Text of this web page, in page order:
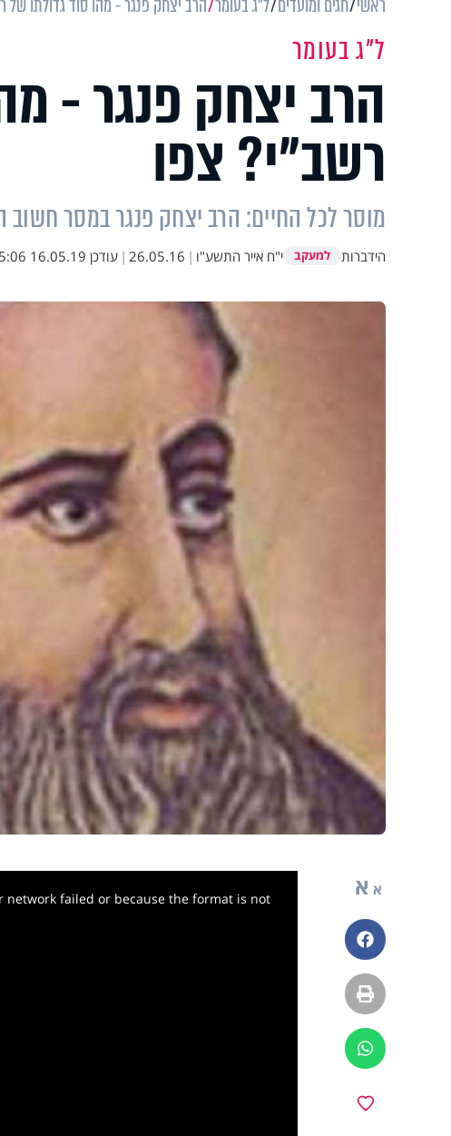
ראשי חגים ומועדים ל"ג בעומר הרב יצחק פנגר - מהו סוד גדולתו של
ל"ג בעומר
הרב יצחק פנגר -
רשב"י? צפו
מוסר לכל החיים: הרב יצחק פנגר במסר חשוב
הידברות למעקב י"ח אייר התשע"ו |
26.05.16
| עודכן 16.05.19 15:06
א א
פייסבוק
הדפסה
ווטסאפ
network failed or because the format is not